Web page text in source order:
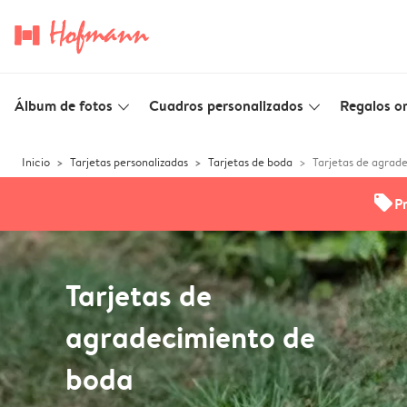
Álbum de fotos slim_arrow_down Cuadros personalizados slim_arrow_down Regalos
Inicio Tarjetas personalizadas Tarjetas de boda Tarjetas de
offers
Tarjetas de
agradecimiento de
boda